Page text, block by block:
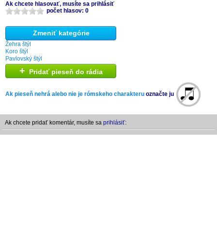
Ak chcete hlasovať, musíte sa prihlásiť
počet hlasov: 0
Zmeniť kategórie
Žehra štýl
Koro štýl
Pavlovský štýl
+ Pridať pieseň do rádia
Ak pieseň nehrá alebo nie je rómskeho charakteru označte ju
Ak chcete pridať komentár, musíte sa prihlásiť: